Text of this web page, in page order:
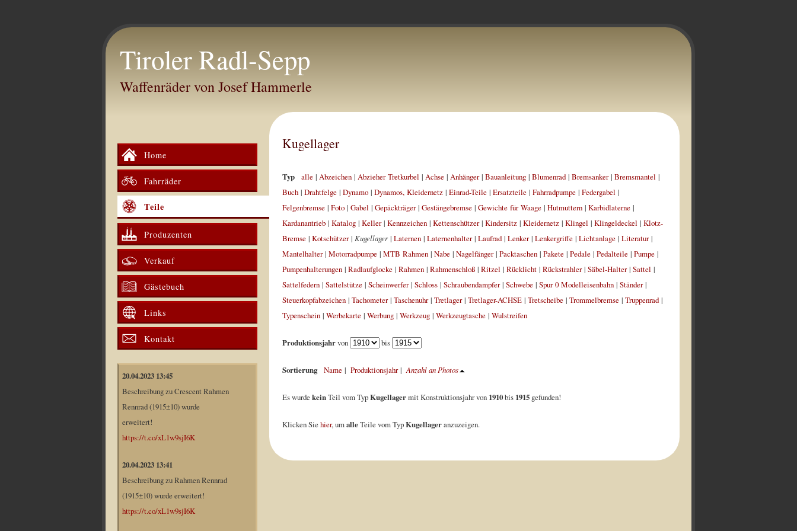
Tiroler Radl-Sepp
Waffenräder von Josef Hammerle
Home
Fahrräder
Teile
Produzenten
Verkauf
Gästebuch
Links
Kontakt
20.04.2023 13:45
Beschreibung zu Crescent Rahmen
Rennrad (1915±10) wurde
erweitert!
https://t.co/xL1w9sjI6K
20.04.2023 13:41
Beschreibung zu Rahmen Rennrad
(1915±10) wurde erweitert!
https://t.co/xL1w9sjI6K
Kugellager
Typ alle| Abzeichen| Abzieher Tretkurbel | Achse| Anhänger| Bauanleitung| Blumenrad| Bremsanker| Bremsmantel |
Buch| Drahtfelge| Dynamo| Dynamos, Kleidernetz| Einrad-Teile| Ersatzteile| Fahrradpumpe| Federgabel |
Felgenbremse| Foto| Gabel | Gepäckträger| Gestängebremse| Gewichte für Waage| Hutmuttern| Karbidlaterne|
Kardanantrieb| Katalog| Keller| Kennzeichen| Kettenschützer| Kindersitz| Kleidernetz| Klingel | Klingeldeckel | Klotz-
Bremse| Kotschützer| Kugellager| Laternen| Laternenhalter| Laufrad| Lenker| Lenkergriffe| Lichtanlage| Literatur|
Mantelhalter| Motorradpumpe| MTB Rahmen| Nabe| Nagelfänger| Packtaschen| Pakete| Pedale| Pedalteile| Pumpe|
Pumpenhalterungen| Radlaufglocke| Rahmen| Rahmenschloß| Ritzel | Rücklicht| Rückstrahler| Säbel-Halter| Sattel |
Sattelfedern| Sattelstütze| Scheinwerfer| Schloss| Schraubendampfer| Schwebe| Spur 0 Modelleisenbahn| Ständer|
Steuerkopfabzeichen| Tachometer| Taschenuhr| Tretlager| Tretlager-ACHSE| Tretscheibe| Trommelbremse| Truppenrad|
Typenschein| Werbekarte| Werbung| Werkzeug| Werkzeugtasche| Wulstreifen
Produktionsjahrvon bis
Sortierung Name| Produktionsjahr|Anzahl an Photos
Es wurdekeinTeil vom TypKugellagermit Konstruktionsjahr von 1910bis 1915gefunden!
Klicken Siehier, umalleTeile vom TypKugellageranzuzeigen.